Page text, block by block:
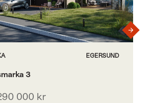
EGERSUND
3
000 kr
›